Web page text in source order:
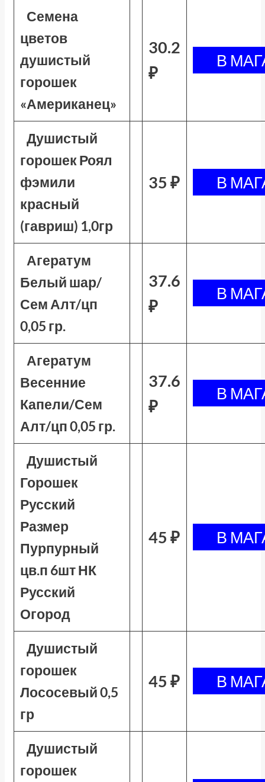
Семена
цветов
душистый
горошек
«Американец»
30.2
₽
Душистый
горошек Роял
фэмили
красный
(гавриш) 1,0гр
35 ₽
Агератум
Белый шар/
Сем Алт/цп
0,05 гр.
37.6
₽
Агератум
Весенние
Капели/Сем
Алт/цп 0,05 гр.
37.6
₽
Душистый
Горошек
Русский
Размер
Пурпурный
цв.п 6шт НК
Русский
Огород
45 ₽
Душистый
горошек
Лососевый 0,5
гр
45 ₽
Душистый
горошек